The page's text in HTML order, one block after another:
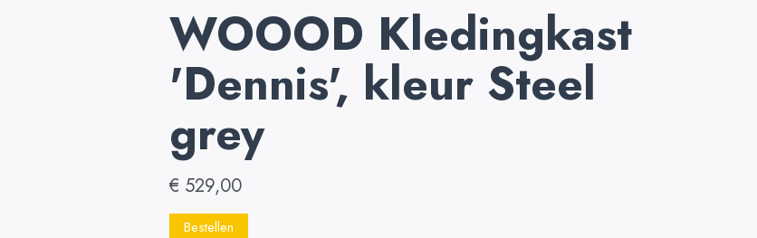
WOOOD Kledingkast
'Dennis', kleur Steel
grey
€ 529,00
Bestellen